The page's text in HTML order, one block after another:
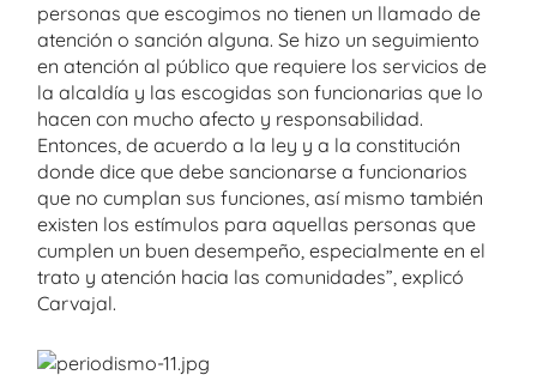
personas que escogimos no tienen un llamado de
atención o sanción alguna. Se hizo un seguimiento
en atención al público que requiere los servicios de
la alcaldía y las escogidas son funcionarias que lo
hacen con mucho afecto y responsabilidad.
Entonces, de acuerdo a la ley y a la constitución
donde dice que debe sancionarse a funcionarios
que no cumplan sus funciones, así mismo también
existen los estímulos para aquellas personas que
cumplen un buen desempeño, especialmente en el
trato y atención hacia las comunidades”, explicó
Carvajal.